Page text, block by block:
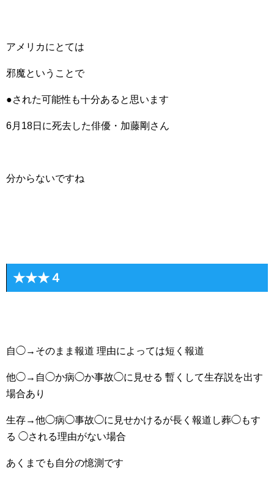
アメリカにとては
邪魔ということで
●された可能性も十分あると思います
6月18日に死去した俳優・加藤剛さん
分からないですね
★★★４
自◯→そのまま報道 理由によっては短く報道
他◯→自◯か病◯か事故◯に見せる 暫くして生存説を出す
場合あり
生存→他◯病◯事故◯に見せかけるが長く報道し葬◯もす
る ◯される理由がない場合
あくまでも自分の憶測です